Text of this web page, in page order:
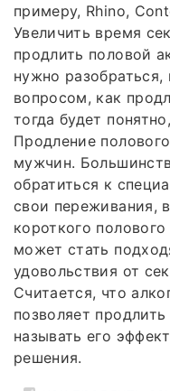
примеру, Rhino,
Увеличить время
продлить половой
нужно
вопросом, как
тогда будет
Продление
мужчин.
обратиться к
свои переживания,
короткого
может стать
удовольствия от
Считается, что
позволяет
называть его
решения.